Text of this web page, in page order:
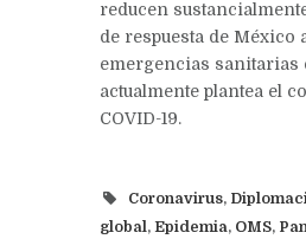
reducen
de respuesta de México
emergencias sanitarias
actualmente plantea el
COVID-19.
Coronavirus,
global, Epidemia, OMS,